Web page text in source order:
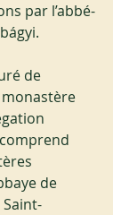
par l’abbé-
de
de
Saint-